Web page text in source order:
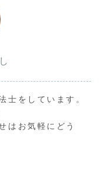
士をしています。
はお気軽にどう